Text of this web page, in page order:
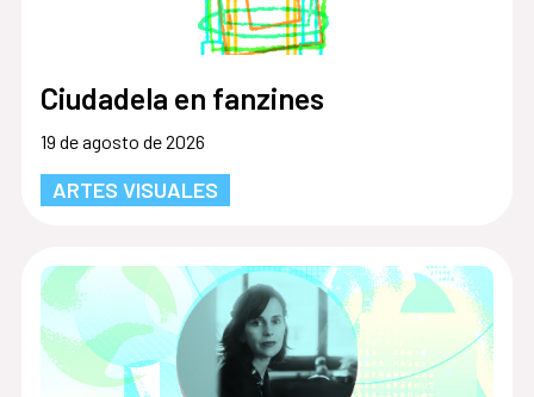
Ciudadela en fanzines
19 de agosto de 2026
ARTES VISUALES